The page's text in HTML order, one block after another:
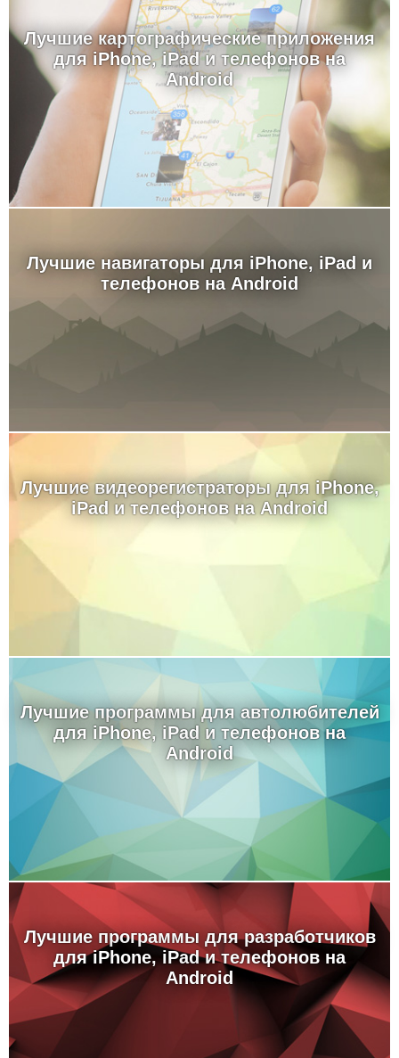
Лучшие картографические приложения
для iPhone, iPad и телефонов на
Android
Лучшие навигаторы для iPhone, iPad и
телефонов на Android
Лучшие видеорегистраторы для iPhone,
iPad и телефонов на Android
Лучшие программы для автолюбителей
для iPhone, iPad и телефонов на
Android
Лучшие программы для разработчиков
для iPhone, iPad и телефонов на
Android